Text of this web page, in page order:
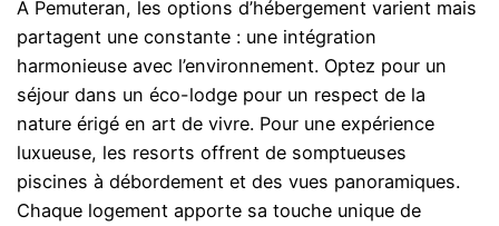
À Pemuteran, les options d’hébergement varient mais
partagent une constante : une intégration
harmonieuse avec l’environnement. Optez pour un
séjour dans un éco-lodge pour un respect de la
nature érigé en art de vivre. Pour une expérience
luxueuse, les resorts offrent de somptueuses
piscines à débordement et des vues panoramiques.
Chaque logement apporte sa touche unique de